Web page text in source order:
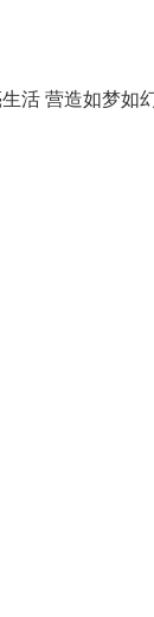
生活 营造如梦如